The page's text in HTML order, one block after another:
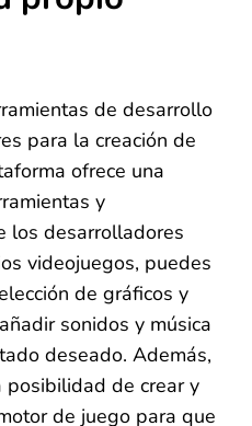
de desarrollo
para la creación de
ofrece una
y
los desarrolladores
videojuegos, puedes
de gráficos y
sonidos y música
deseado. Además,
posibilidad de crear y
de juego para que